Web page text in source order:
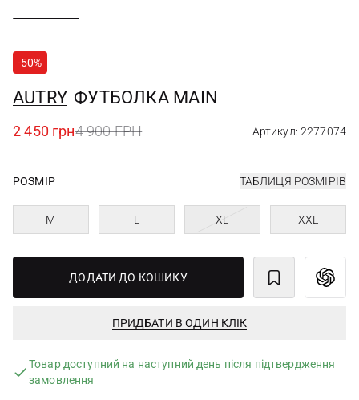
-50%
AUTRY ФУТБОЛКА MAIN
2 450 грн4 900 ГРН Артикул: 2277074
РОЗМІР ТАБЛИЦЯ РОЗМІРІВ
M L XL XXL
ДОДАТИ ДО КОШИКУ
ПРИДБАТИ В ОДИН КЛІК
Товар доступний на наступний день після підтвердження
замовлення